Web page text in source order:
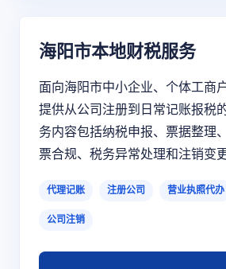
海阳市本地财税服务
面向海阳市中小企业、个体工商
提供从公司注册到日常记账报税
务内容包括纳税申报、票据整理
票合规、税务异常处理和注销变
代理记账 注册公司 营业执照代办
公司注销